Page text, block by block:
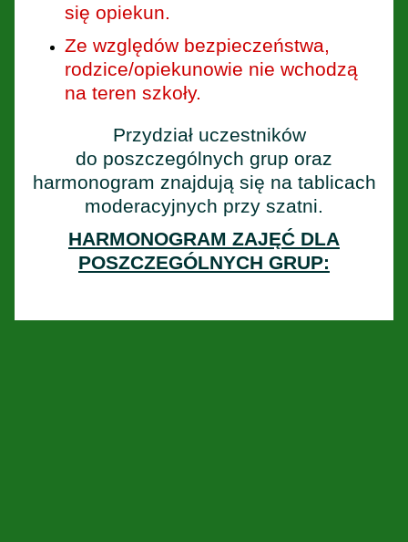
się opiekun.
Ze względów bezpieczeństwa,
rodzice/opiekunowie nie wchodzą
na teren szkoły.
Przydział uczestników
do poszczególnych grup oraz
harmonogram znajdują się na tablicach
moderacyjnych przy szatni.
HARMONOGRAM ZAJĘĆ DLA
POSZCZEGÓLNYCH GRUP: